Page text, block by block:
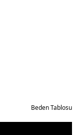
Beden Tablosu